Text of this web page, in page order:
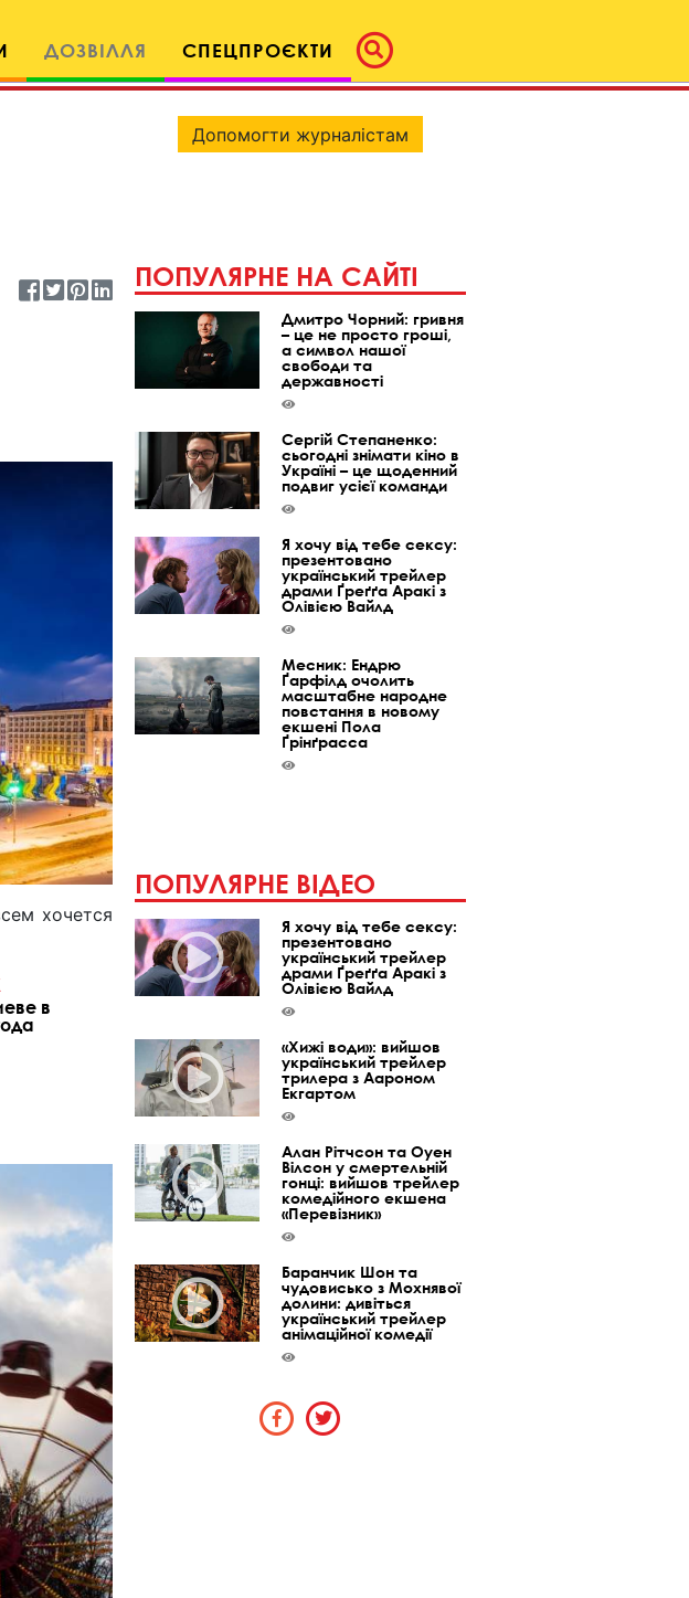
ДОЗВІЛЛЯ СПЕЦПРОЄКТИ
хочется
в
Допомогти журналістам
ПОПУЛЯРНЕ НА САЙТІ
Дмитро Чорний: гривня
– це не просто гроші,
а символ нашої
свободи та
державності
Сергій Степаненко:
сьогодні знімати кіно в
Україні – це щоденний
подвиг усієї команди
Я хочу від тебе сексу:
презентовано
український трейлер
драми Ґреґґа Аракі з
Олівією Вайлд
Месник: Ендрю
Ґарфілд очолить
масштабне народне
повстання в новому
екшені Пола
Ґрінґрасса
ПОПУЛЯРНЕ ВІДЕО
Я хочу від тебе сексу:
презентовано
український трейлер
драми Ґреґґа Аракі з
Олівією Вайлд
«Хижі води»: вийшов
український трейлер
трилера з Аароном
Екгартом
Алан Рітчсон та Оуен
Вілсон у смертельній
гонці: вийшов трейлер
комедійного екшена
«Перевізник»
Баранчик Шон та
чудовисько з Мохнявої
долини: дивіться
український трейлер
анімаційної комедії